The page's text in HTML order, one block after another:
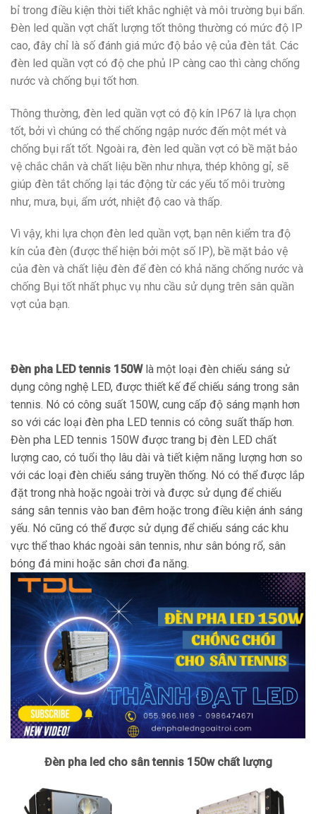
bỉ trong điều kiện thời tiết khắc nghiệt và môi trường bụi bẩn.
Đèn led quần vợt chất lượng tốt thông thường có mức độ IP
cao, đây chỉ là số đánh giá mức độ bảo vệ của đèn tắt. Các
đèn led quần vợt có độ che phủ IP càng cao thì càng chống
nước và chống bụi tốt hơn.
Thông thường, đèn led quần vợt có độ kín IP67 là lựa chọn
tốt, bởi vì chúng có thể chống ngập nước đến một mét và
chống bụi rất tốt. Ngoài ra, đèn led quần vợt có bề mặt bảo
vệ chắc chắn và chất liệu bền như nhựa, thép không gỉ, sẽ
giúp đèn tắt chống lại tác động từ các yếu tố môi trường
như, mưa, bụi, ẩm ướt, nhiệt độ cao và thấp.
Vì vậy, khi lựa chọn đèn led quần vợt, bạn nên kiểm tra độ
kín của đèn (được thể hiện bởi một số IP), bề mặt bảo vệ
của đèn và chất liệu đèn để đèn có khả năng chống nước và
chống Bụi tốt nhất phục vụ nhu cầu sử dụng trên sân quần
vợt của bạn.
Đèn pha LED tennis 150Wlà một loại đèn chiếu sáng sử
dụng công nghệ LED, được thiết kế để chiếu sáng trong sân
tennis. Nó có công suất 150W, cung cấp độ sáng mạnh hơn
so với các loại đèn pha LED tennis có công suất thấp hơn.
Đèn pha LED tennis 150W được trang bị đèn LED chất
lượng cao, có tuổi thọ lâu dài và tiết kiệm năng lượng hơn so
với các loại đèn chiếu sáng truyền thống. Nó có thể được lắp
đặt trong nhà hoặc ngoài trời và được sử dụng để chiếu
sáng sân tennis vào ban đêm hoặc trong điều kiện ánh sáng
yếu. Nó cũng có thể được sử dụng để chiếu sáng các khu
vực thể thao khác ngoài sân tennis, như sân bóng rổ, sân
bóng đá mini hoặc sân chơi đa năng.
Đèn pha led cho sân tennis 150w chất lượng